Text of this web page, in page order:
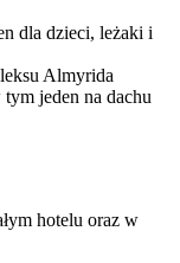
dla dzieci, leżaki i
Almyrida
jeden na dachu
hotelu oraz w